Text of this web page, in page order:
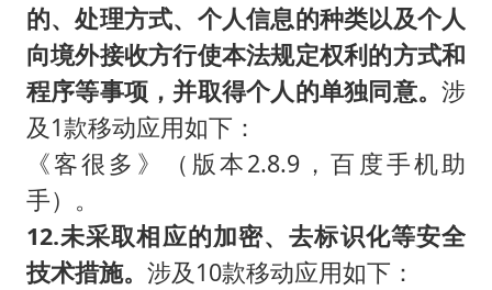
的、处理方式、个人信息的种类以及个人
向境外接收方行使本法规定权利的方式和
程序等事项，并取得个人的单独同意。涉
及1款移动应用如下：
《客很多》（版本2.8.9，百度手机助
手）。
12.未采取相应的加密、去标识化等安全
技术措施。 涉及10款移动应用如下：